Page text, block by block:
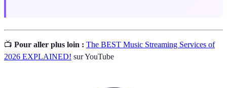
📺 Pour aller plus loin : The BEST Music Streaming Services of
2026 EXPLAINED! sur YouTube